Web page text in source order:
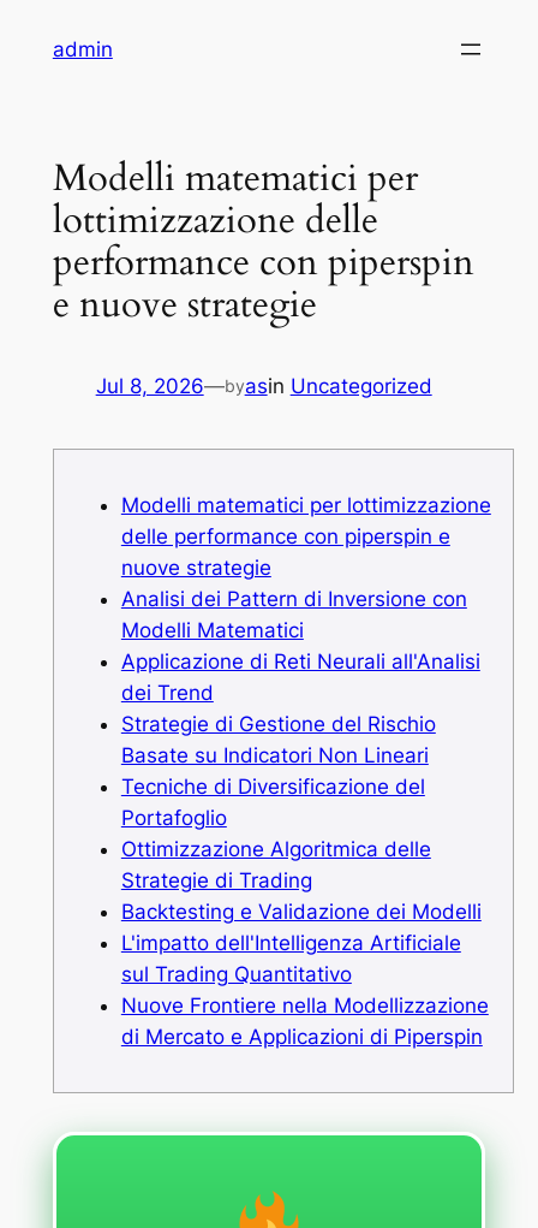
admin
Modelli matematici per
lottimizzazione delle
performance con piperspin
e nuove strategie
Jul 8, 2026—byasin Uncategorized
Modelli matematici per lottimizzazione
delle performance con piperspin e
nuove strategie
Analisi dei Pattern di Inversione con
Modelli Matematici
Applicazione di Reti Neurali all'Analisi
dei Trend
Strategie di Gestione del Rischio
Basate su Indicatori Non Lineari
Tecniche di Diversificazione del
Portafoglio
Ottimizzazione Algoritmica delle
Strategie di Trading
Backtesting e Validazione dei Modelli
L'impatto dell'Intelligenza Artificiale
sul Trading Quantitativo
Nuove Frontiere nella Modellizzazione
di Mercato e Applicazioni di Piperspin